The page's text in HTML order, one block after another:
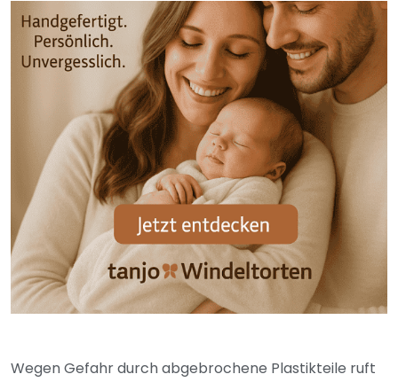
Wegen Gefahr durch abgebrochene Plastikteile ruft